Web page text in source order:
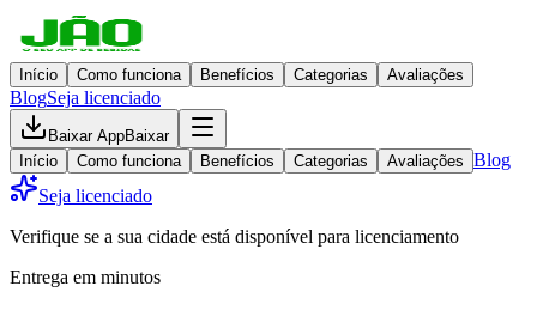
Início Como funciona Benefícios Categorias Avaliações
BlogSeja licenciado
Baixar AppBaixar
Início
Como funciona Benefícios Categorias Avaliações Blog
Seja licenciado
Verifique se a sua cidade está disponível para licenciamento
Entrega em minutos